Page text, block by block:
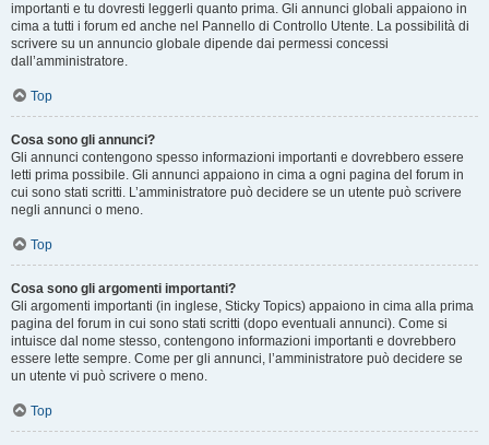
importanti e tu dovresti leggerli quanto prima. Gli annunci globali appaiono in
cima a tutti i forum ed anche nel Pannello di Controllo Utente. La possibilità di
scrivere su un annuncio globale dipende dai permessi concessi
dall’amministratore.
Top
Cosa sono gli annunci?
Gli annunci contengono spesso informazioni importanti e dovrebbero essere
letti prima possibile. Gli annunci appaiono in cima a ogni pagina del forum in
cui sono stati scritti. L’amministratore può decidere se un utente può scrivere
negli annunci o meno.
Top
Cosa sono gli argomenti importanti?
Gli argomenti importanti (in inglese, Sticky Topics) appaiono in cima alla prima
pagina del forum in cui sono stati scritti (dopo eventuali annunci). Come si
intuisce dal nome stesso, contengono informazioni importanti e dovrebbero
essere lette sempre. Come per gli annunci, l’amministratore può decidere se
un utente vi può scrivere o meno.
Top